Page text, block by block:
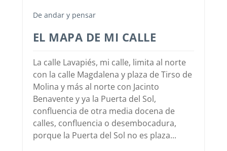
De andar y pensar
EL MAPA DE MI CALLE
La calle Lavapiés, mi calle, limita al norte
con la calle Magdalena y plaza de Tirso de
Molina y más al norte con Jacinto
Benavente y ya la Puerta del Sol,
confluencia de otra media docena de
calles, confluencia o desembocadura,
porque la Puerta del Sol no es plaza...